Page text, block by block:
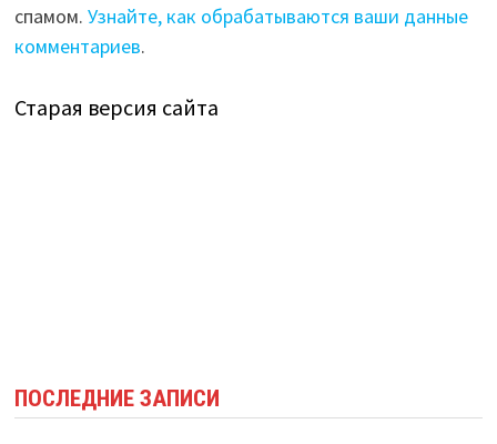
спамом.Узнайте, как обрабатываются ваши данные
комментариев.
Старая версия сайта
ПОСЛЕДНИЕ ЗАПИСИ